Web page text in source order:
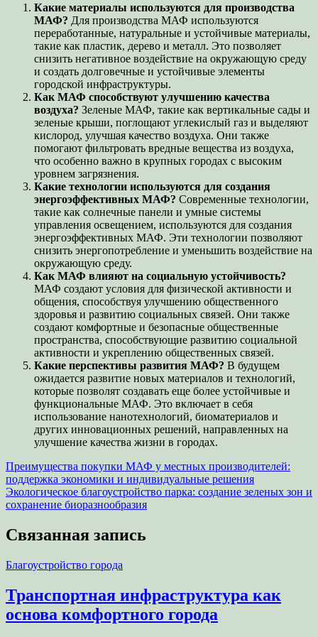
Какие материалы используются для производства
МАФ? Для производства МАФ используются
переработанные, натуральные и устойчивые материалы,
такие как пластик, дерево и металл. Это позволяет
снизить негативное воздействие на окружающую среду
и создать долговечные и устойчивые элементы
городской инфраструктуры.
Как МАФ способствуют улучшению качества
воздуха? Зеленые МАФ, такие как вертикальные сады и
зеленые крыши, поглощают углекислый газ и выделяют
кислород, улучшая качество воздуха. Они также
помогают фильтровать вредные вещества из воздуха,
что особенно важно в крупных городах с высоким
уровнем загрязнения.
Какие технологии используются для создания
энергоэффективных МАФ? Современные технологии,
такие как солнечные панели и умные системы
управления освещением, используются для создания
энергоэффективных МАФ. Эти технологии позволяют
снизить энергопотребление и уменьшить воздействие на
окружающую среду.
Как МАФ влияют на социальную устойчивость?
МАФ создают условия для физической активности и
общения, способствуя улучшению общественного
здоровья и развитию социальных связей. Они также
создают комфортные и безопасные общественные
пространства, способствующие развитию социальной
активности и укреплению общественных связей.
Какие перспективы развития МАФ? В будущем
ожидается развитие новых материалов и технологий,
которые позволят создавать еще более устойчивые и
функциональные МАФ. Это включает в себя
использование нанотехнологий, биоматериалов и
других инновационных решений, направленных на
улучшение качества жизни в городах.
Навигация
по
записям
Преимущества покупки МАФ у местных производителей:
поддержка экономики и индивидуальные решения
Экологическое благоустройство парка: создание зеленых зон и
сохранение биоразнообразия
Связанная запись
Благоустройство города
Транспортная инфраструктура как
основа комфортного города